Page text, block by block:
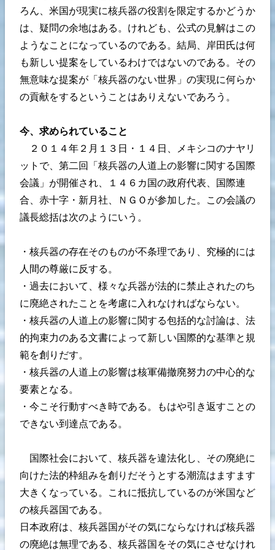
ろん、米国が現実に核兵器の役割を限定するかどうか
は、疑問の余地はある。けれども、公式の見解はこの
ようなことになっているのである。結局、岸田氏は何
も新しい提案をしているわけではないのである。その
無意味な提案が「核兵器のない世界」の実現に何らか
の貢献をするということはありえないであろう。
今、求められていること
２０１４年２月１３日・１４日、メキシコのナヤリ
ットで、第二回「核兵器の人道上の影響に関する国際
会議」が開催され、１４６カ国の政府代表、国際連
合、赤十字・新月社、ＮＧＯが参加した。この会議の
議長総括は次のようにいう。
・核兵器の存在そのものが不条理であり、究極的には
人間の尊厳に反する。
・過去において、様々な兵器が法的に禁止されたのち
に廃絶されたことを考慮に入れなければならない。
・核兵器の人道上の影響に関する包括的な討論は、法
的拘束力のある文書によって新しい国際的な基準と規
範を創りだす。
・核兵器の人道上の影響は核軍備撤廃努力の中心的な
要素となる。
・今こそ行動すべき時である。もはや引き返すことの
できない到達点である。
国際社会において、核兵器を違法化し、その廃絶に
向けた法的枠組みを創りだそうとする潮流はますます
大きくなっている。これに抵抗しているのが米国など
の核兵器国である。
日本政府は、核兵器国がその気にならなければ核兵器
の廃絶は無理である、核兵器国をその気にさせなけれ